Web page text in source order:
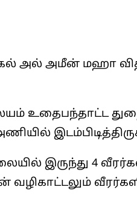
அல் அமீன் மஹா
இருந்து 4 வீரர்கள்